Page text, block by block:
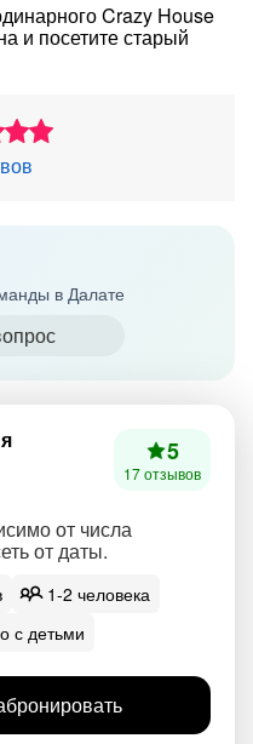
Crazy House
и посетите старый
в Далате
от числа
от даты.
5
17 отзывов
1-2 человека
с детьми